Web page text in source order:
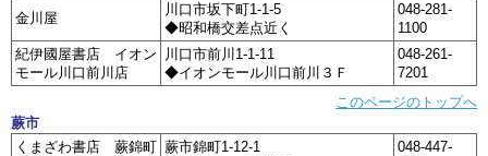
金川屋
川口市坂下町1-1-5
◆昭和橋交差点近く
048-281-
1100
紀伊國屋書店 イオン
モール川口前川店
川口市前川1-1-11
◆イオンモール川口前川３Ｆ
048-261-
7201
このページのトップへ
蕨市
くまざわ書店 蕨錦町 蕨市錦町1-12-1
048-447-